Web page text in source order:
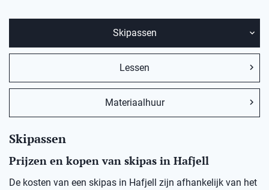
Skipassen
Lessen
Materiaalhuur
Skipassen
Prijzen en kopen van skipas in Hafjell
De kosten van een skipas in Hafjell zijn afhankelijk van het